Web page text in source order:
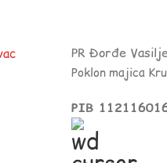
PR Đorđe
Poklon majica
PIB